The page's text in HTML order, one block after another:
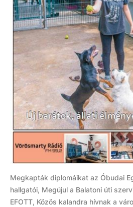
Megkapták diplomáikat az Óbudai
hallgatói, Megújul a Balatoni úti
EFOTT, Közös kalandra hívnak a